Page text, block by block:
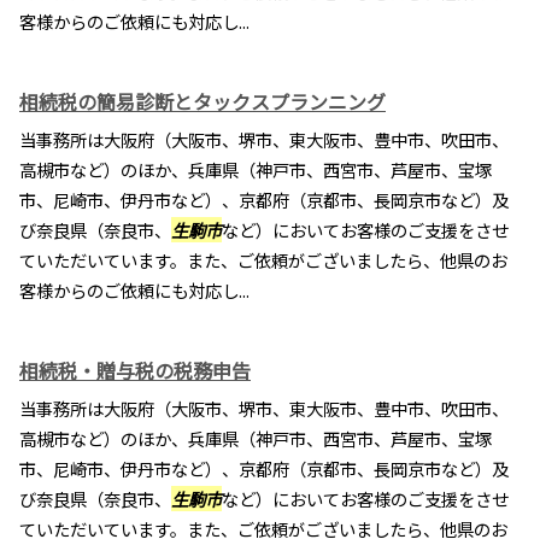
客様からのご依頼にも対応し...
相続税の簡易診断とタックスプランニング
当事務所は大阪府（大阪市、堺市、東大阪市、豊中市、吹田市、
高槻市など）のほか、兵庫県（神戸市、西宮市、芦屋市、宝塚
市、尼崎市、伊丹市など）、京都府（京都市、長岡京市など）及
び奈良県（奈良市、 生駒市など）においてお客様のご支援をさせ
ていただいています。また、ご依頼がございましたら、他県のお
客様からのご依頼にも対応し...
相続税・贈与税の税務申告
当事務所は大阪府（大阪市、堺市、東大阪市、豊中市、吹田市、
高槻市など）のほか、兵庫県（神戸市、西宮市、芦屋市、宝塚
市、尼崎市、伊丹市など）、京都府（京都市、長岡京市など）及
び奈良県（奈良市、 生駒市など）においてお客様のご支援をさせ
ていただいています。また、ご依頼がございましたら、他県のお